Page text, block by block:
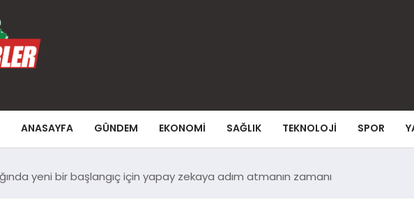
ANASAYFA GÜNDEM EKONOMI SAĞLIK TEKNOLOJI SPOR
yeni bir başlangıç için yapay zekaya adım atmanın zamanı